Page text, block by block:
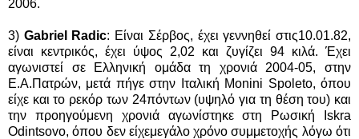
2006.
3) Gabriel Radic: Είναι Σέρβος, έχει γεννηθεί στις10.01.82,
είναι κεντρικός, έχει ύψος 2,02 και ζυγίζει 94 κιλά. Έχει
αγωνιστεί σε Ελληνική ομάδα τη χρονιά 2004-05, στην
Ε.Α.Πατρών, μετά πήγε στην Ιταλική Monini Spoleto, όπου
είχε και το ρεκόρ των 24πόντων (υψηλό για τη θέση του) και
την προηγούμενη χρονιά αγωνίστηκε στη Ρωσική Iskra
Odintsovo, όπου δεν είχεμεγάλο χρόνο συμμετοχής λόγω ότι